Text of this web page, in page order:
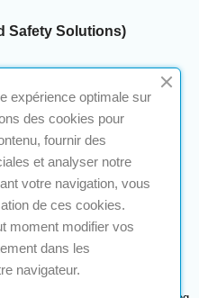
Safety Solutions)
Anthelios Bâtiment E
expérience optimale sur
des cookies pour
fournir des
et analyser notre
votre navigation, vous
de ces cookies.
moment modifier vos
dans les
navigateur.